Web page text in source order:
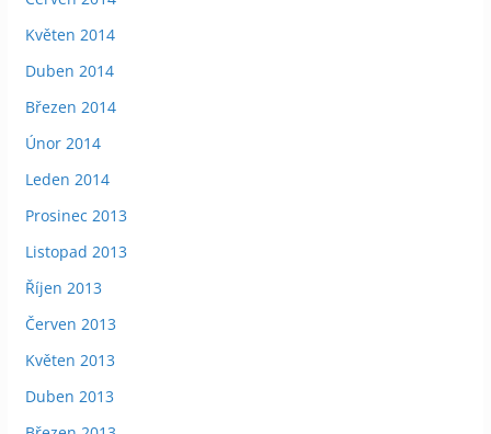
Květen 2014
Duben 2014
Březen 2014
Únor 2014
Leden 2014
Prosinec 2013
Listopad 2013
Říjen 2013
Červen 2013
Květen 2013
Duben 2013